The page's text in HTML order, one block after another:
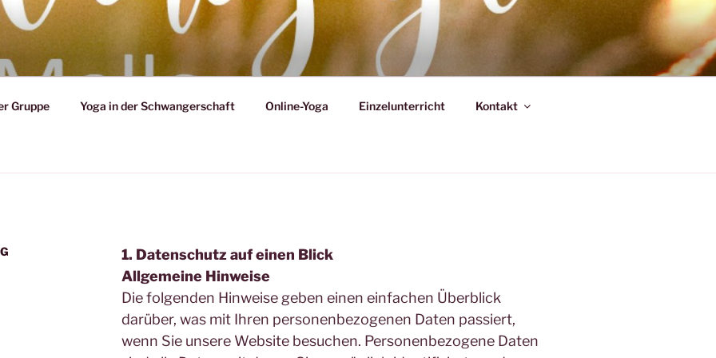
Gruppe Yoga in der Schwangerschaft Online-Yoga Einzelunterricht Kontakt
1. Datenschutz auf einen Blick
Allgemeine Hinweise
Die folgenden Hinweise geben einen einfachen Überblick
darüber, was mit Ihren personenbezogenen Daten passiert,
wenn Sie unsere Website besuchen. Personenbezogene Daten